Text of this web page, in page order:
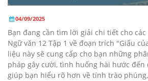
04/09/2025
Bạn đang cần tìm lời giải chi tiết cho các
Ngữ văn 12 Tập 1 về đoạn trích "Giấu
liệu này sẽ cung cấp cho bạn những
pháp gây cười, tình huống hài hước đến
giúp bạn hiểu rõ hơn về tính trào